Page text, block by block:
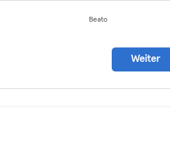
Beato
Weiter